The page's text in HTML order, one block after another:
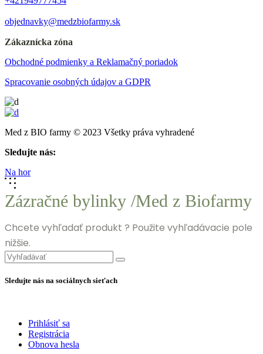
objednavky@medzbiofarmy.sk
Zákaznícka zóna
Obchodné podmienky a Reklamačný poriadok
Spracovanie osobných údajov a GDPR
Med z BIO farmy © 2023 Všetky práva vyhradené
Sledujte nás:
Na hor
Zázračné bylinky /Med z Biofarmy
Chcete vyhľadať produkt ? Použite vyhľadávacie pole
nižšie.
Search
for:
Sledujte nás na sociálnych sieťach
Prihlásiť sa
Registrácia
Obnova hesla